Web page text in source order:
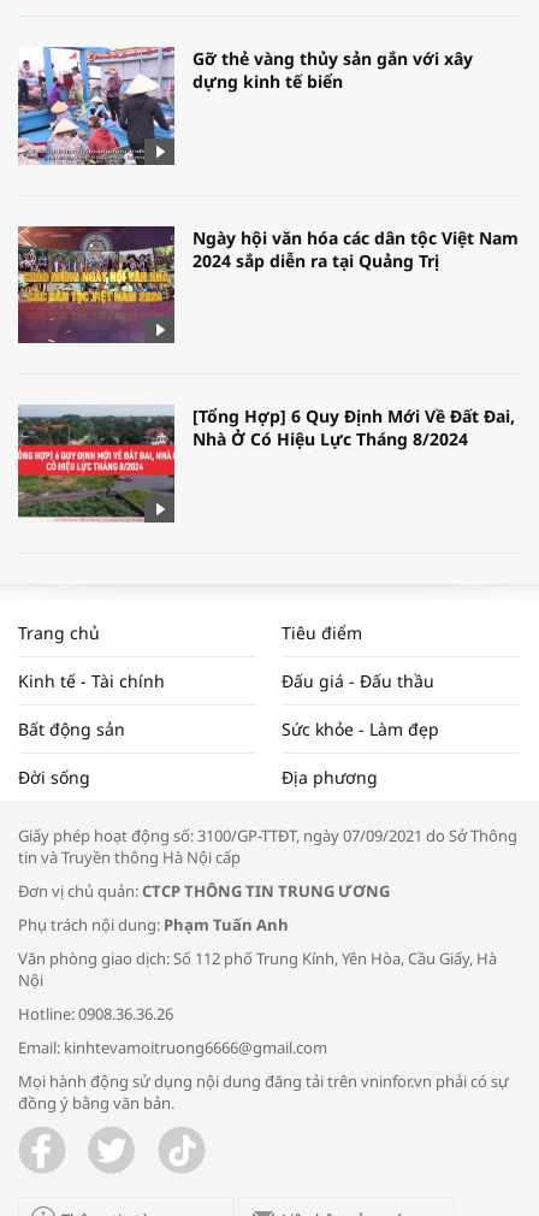
Gỡ thẻ vàng thủy sản gắn với xây
dựng kinh tế biển
Ngày hội văn hóa các dân tộc Việt Nam
2024 sắp diễn ra tại Quảng Trị
[Tổng Hợp] 6 Quy Định Mới Về Đất Đai,
Nhà Ở Có Hiệu Lực Tháng 8/2024
ĐẬP THỊ TRƯỜNG #62
Tọa đàm “Xúc tiến thương mại: Khơi
Bác sĩ tư vấn cách phòng tránh bệnh
đường hô hấp trong thời tiết giao mùa
Trao yêu thương cho em
Trang chủ Tiêu điểm
Kinh tế - Tài chính Đấu giá - Đấu thầu
Bất động sản Sức khỏe - Làm đẹp
Đời sống Địa phương
Giấy phép hoạt động số: 3100/GP-TTĐT, ngày 07/09/2021 do Sở Thông
tin và Truyền thông Hà Nội cấp
Đơn vị chủ quản:CTCP THÔNG TIN TRUNG ƯƠNG
Phụ trách nội dung: Phạm Tuấn Anh
Văn phòng giao dịch: Số 112 phố Trung Kính, Yên Hòa, Cầu Giấy, Hà
Nội
Hotline: 0908.36.36.26
Email: kinhtevamoitruong6666@gmail.com
Mọi hành động sử dụng nội dung đăng tải trên vninfor.vn phải có sự
đồng ý bằng văn bản.